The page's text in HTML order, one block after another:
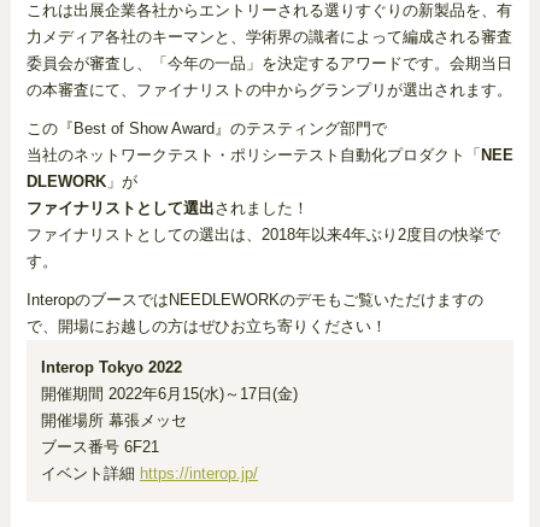
これは出展企業各社からエントリーされる選りすぐりの新製品を、有
力メディア各社のキーマンと、学術界の識者によって編成される審査
委員会が審査し、「今年の一品」を決定するアワードです。会期当日
の本審査にて、ファイナリストの中からグランプリが選出されます。
この『Best of Show Award』のテスティング部門で
当社のネットワークテスト・ポリシーテスト自動化プロダクト「 NEE
DLEWORK」が
ファイナリストとして選出されました！
ファイナリストとしての選出は、2018年以来4年ぶり2度目の快挙で
す。
InteropのブースではNEEDLEWORKのデモもご覧いただけますの
で、開場にお越しの方はぜひお立ち寄りください！
Interop Tokyo 2022
開催期間 2022年6月15(水)～17日(金)
開催場所 幕張メッセ
ブース番号 6F21
イベント詳細 https://interop.jp/